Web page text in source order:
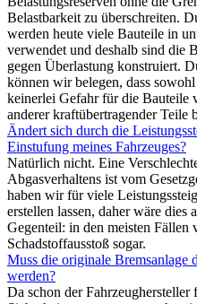
Belastbarkeit zu überschreiten.
werden heute viele Bauteile in
verwendet und deshalb sind die
gegen Überlastung konstruiert.
können wir belegen, dass
keinerlei Gefahr für die Bauteile
anderer kraftübertragender Teile
Ändert sich durch die
Einstufung meines Fahrzeuges?
Natürlich nicht. Eine
Abgasverhaltens ist vom
haben wir für viele
erstellen lassen, daher wäre
Gegenteil: in den meisten Fällen
Schadstoffausstoß sogar.
Muss die originale Bremsanlage
werden?
Da schon der Fahrzeughersteller